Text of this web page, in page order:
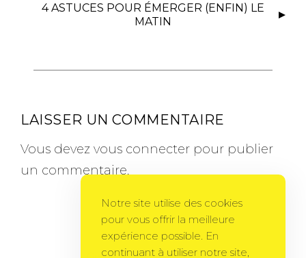
4 ASTUCES POUR ÉMERGER (ENFIN) LE
MATIN
LAISSER UN COMMENTAIRE
Vous devez vous connecter pour publier
un commentaire.
Notre site utilise des cookies
pour vous offrir la meilleure
expérience possible. En
continuant à utiliser notre site,